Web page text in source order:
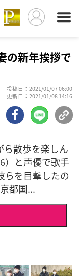
の新年挨拶で
投稿日：2021/01/07 06:00
更新日：2021/01/08 14:16
ら散歩を楽しん
）と声優で歌手
らを目撃したの
都国...